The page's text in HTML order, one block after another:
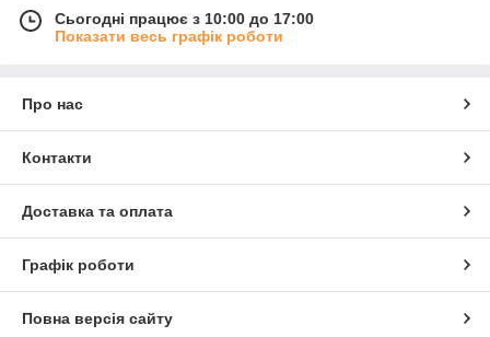
Сьогодні працює з 10:00 до 17:00
Показати весь графік роботи
Про нас
Контакти
Доставка та оплата
Графік роботи
Повна версія сайту